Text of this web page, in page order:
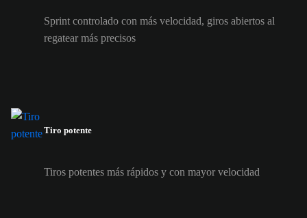
Sprint controlado con más velocidad, giros abiertos al
regatear más precisos
Tiro potente
Tiros potentes más rápidos y con mayor velocidad